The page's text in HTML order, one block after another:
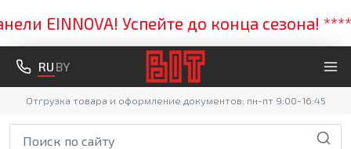
EINNOVA! Успейте до конца сезона!
RU BY
Отгрузка товара и оформление документов: пн-пт 9:00-16:45